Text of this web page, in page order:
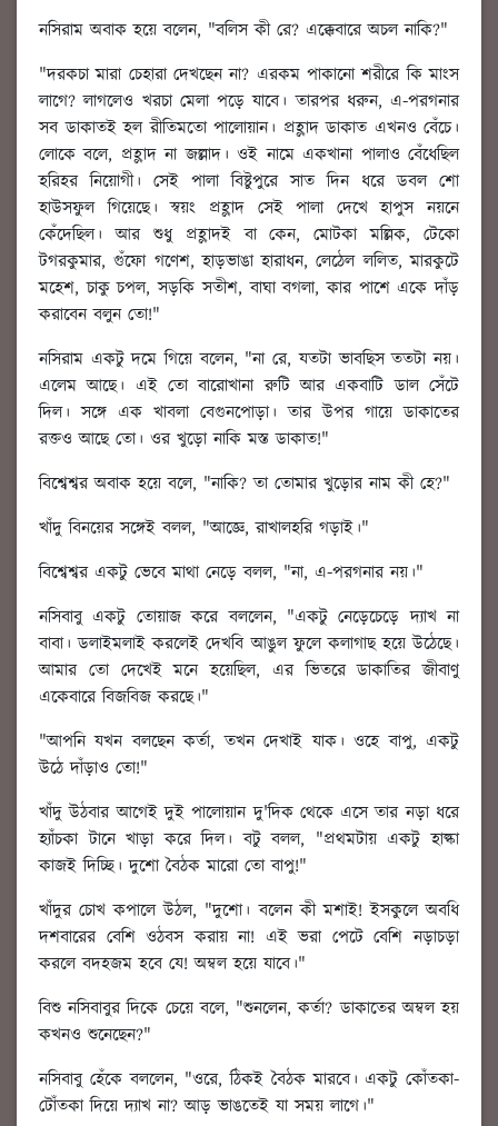
নসিরাম অবাক হয়ে বলেন, "বলিস কী রে? এক্কেবারে অচল নাকি?"
"দরকচা মারা চেহারা দেখছেন না? এরকম পাকানো শরীরে কি মাংস
লাগে? লাগলেও খরচা মেলা পড়ে যাবে। তারপর ধরুন, এ-পরগনার
সব ডাকাতই হল রীতিমতো পালোয়ান। প্রহ্লাদ ডাকাত এখনও বেঁচে।
লোকে বলে, প্রহ্লাদ না জল্লাদ। ওই নামে একখানা পালাও বেঁধেছিল
হরিহর নিয়োগী। সেই পালা বিষ্টুপুরে সাত দিন ধরে ডবল শো
হাউসফুল গিয়েছে। স্বয়ং প্রহ্লাদ সেই পালা দেখে হাপুস নয়নে
কেঁদেছিল। আর শুধু প্রহ্লাদই বা কেন, মোটকা মল্লিক, টেকো
টগরকুমার, গুঁফো গণেশ, হাড়ভাঙা হারাধন, লেঠেল ললিত, মারকুটে
মহেশ, চাকু চপল, সড়কি সতীশ, বাঘা বগলা, কার পাশে একে দাঁড়
করাবেন বলুন তো!"
নসিরাম একটু দমে গিয়ে বলেন, "না রে, যতটা ভাবছিস ততটা নয়।
এলেম আছে। এই তো বারোখানা রুটি আর একবাটি ডাল সেঁটে
দিল। সঙ্গে এক খাবলা বেগুনপোড়া। তার উপর গায়ে ডাকাতের
রক্তও আছে তো। ওর খুড়ো নাকি মস্ত ডাকাত!"
বিশ্বেশ্বর অবাক হয়ে বলে, "নাকি? তা তোমার খুড়োর নাম কী হে?"
খাঁদু বিনয়ের সঙ্গেই বলল, "আজ্ঞে, রাখালহরি গড়াই।"
বিশ্বেশ্বর একটু ভেবে মাথা নেড়ে বলল, "না, এ-পরগনার নয়।"
নসিবাবু একটু তোয়াজ করে বললেন, "একটু নেড়েচেড়ে দ্যাখ না
বাবা। ডলাইমলাই করলেই দেখবি আঙুল ফুলে কলাগাছ হয়ে উঠেছে।
আমার তো দেখেই মনে হয়েছিল, এর ভিতরে ডাকাতির জীবাণু
একেবারে বিজবিজ করছে।"
"আপনি যখন বলছেন কর্তা, তখন দেখাই যাক। ওহে বাপু, একটু
উঠে দাঁড়াও তো!"
খাঁদু উঠবার আগেই দুই পালোয়ান দু'দিক থেকে এসে তার নড়া ধরে
হ্যাঁচকা টানে খাড়া করে দিল। বটু বলল, "প্রথমটায় একটু হাল্কা
কাজই দিচ্ছি। দুশো বৈঠক মারো তো বাপু!"
খাঁদুর চোখ কপালে উঠল, "দুশো। বলেন কী মশাই! ইসকুলে অবধি
দশবারের বেশি ওঠবস করায় না! এই ভরা পেটে বেশি নড়াচড়া
করলে বদহজম হবে যে! অম্বল হয়ে যাবে।"
বিশু নসিবাবুর দিকে চেয়ে বলে, "শুনলেন, কর্তা? ডাকাতের অম্বল হয়
কখনও শুনেছেন?"
নসিবাবু হেঁকে বললেন, "ওরে, ঠিকই বৈঠক মারবে। একটু কোঁতকা-
টোঁতকা দিয়ে দ্যাখ না? আড় ভাঙতেই যা সময় লাগে।"